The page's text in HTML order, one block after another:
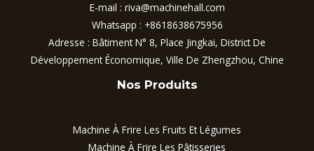
E-mail : riva@machinehall.com
Whatsapp : +8618638675956
Adresse : Bâtiment N° 8, Place Jingkai, District De
Développement Économique, Ville De Zhengzhou, Chine
Nos Produits
Machine À Frire Les Fruits Et Légumes
Machine À Frire Les Pâtisseries